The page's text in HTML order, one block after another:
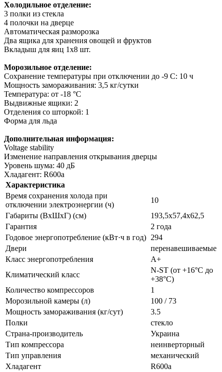
Холодильное отделение:
3 полки из стекла
4 полочки на дверце
Автоматическая разморозка
Два ящика для хранения овощей и фруктов
Вкладыш для яиц 1х8 шт.
Морозильное отделение:
Сохранение температуры при отключении до -9 С: 10 ч
Мощность замораживания: 3,5 кг/сутки
Температура: от -18 °С
Выдвижные ящики: 2
Отделения со шторкой: 1
Форма для льда
Дополнительная информация:
Voltage stability
Изменение направления открывания дверцы
Уровень шума: 40 дБ
Хладагент: R600a
Характеристика
Время сохранения холода при
отключении электроэнергии (ч)
10
Габариты (ВхШхГ) (см)
193,5x57,4x62,5
Гарантия
2 года
Годовое энергопотребление (кВт·ч в год) 294
Двери
перенавешиваемые
Класс энергопотребления
A+
Климатический класс
N-ST (от +16°С до
+38°С)
Количество компрессоров
1
Морозильной камеры (л)
100 / 73
Мощность замораживания (кг/сут)
3.5
Полки
стекло
Страна-производитель
Украина
Тип компрессора
неинверторный
Тип управления
механический
Хладагент
R600a